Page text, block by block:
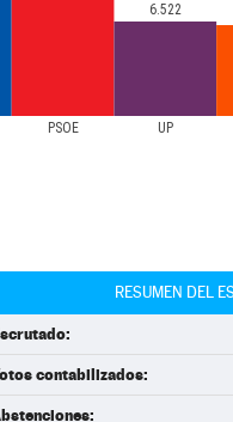
PSOE UP
6.522
RESUMEN DEL
contabilizados: